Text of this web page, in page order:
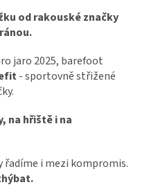
od rakouské značky
jaro 2025, barefoot
- sportovně střižené
na hřiště i na
i mezi kompromis.